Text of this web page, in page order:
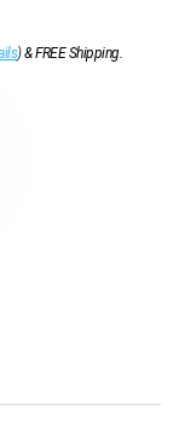
)&FREE Shipping.